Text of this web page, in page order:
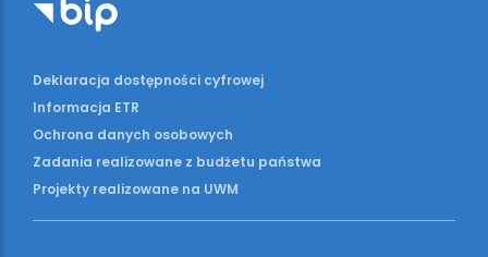
Deklaracja dostępności cyfrowej
Informacja ETR
Ochrona danych osobowych
Zadania realizowane z budżetu państwa
Projekty realizowane na UWM